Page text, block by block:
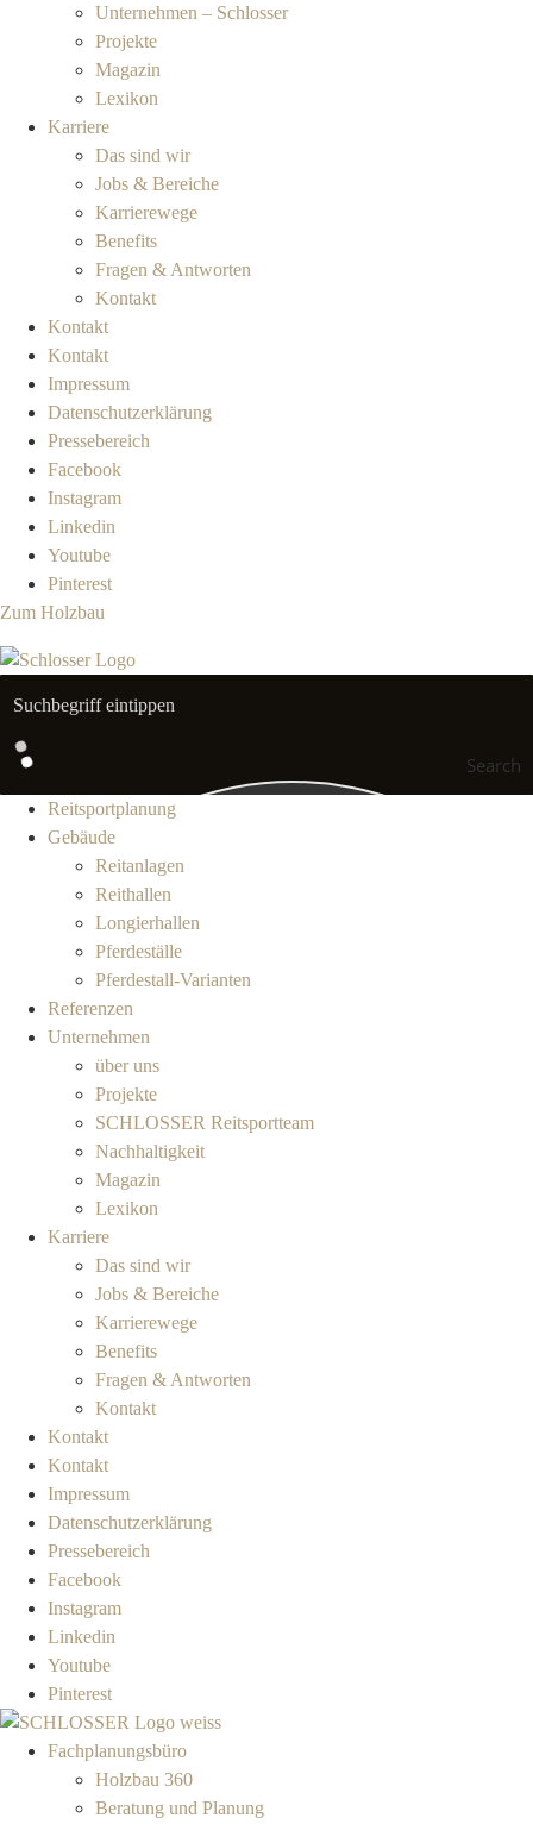
Unternehmen – Schlosser
Projekte
Magazin
Lexikon
Karriere
Das sind wir
Jobs & Bereiche
Karrierewege
Benefits
Fragen & Antworten
Kontakt
Kontakt
Kontakt
Impressum
Datenschutzerklärung
Pressebereich
Facebook
Instagram
Linkedin
Youtube
Pinterest
Zum Holzbau
Search
Reitsportplanung
Gebäude
Reitanlagen
Reithallen
Longierhallen
Pferdeställe
Pferdestall-Varianten
Referenzen
Unternehmen
über uns
Projekte
SCHLOSSER Reitsportteam
Nachhaltigkeit
Magazin
Lexikon
Karriere
Das sind wir
Jobs & Bereiche
Karrierewege
Benefits
Fragen & Antworten
Kontakt
Kontakt
Kontakt
Impressum
Datenschutzerklärung
Pressebereich
Facebook
Instagram
Linkedin
Youtube
Pinterest
Fachplanungsbüro
Holzbau 360
Beratung und Planung